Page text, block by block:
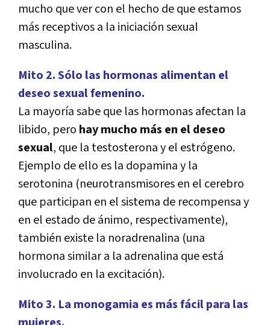
mucho que ver con el hecho de que estamos
más receptivos a la iniciación sexual
masculina.
Mito 2. Sólo las hormonas alimentan el
deseo sexual femenino.
La mayoría sabe que las hormonas afectan la
libido, pero hay mucho más en el deseo
sexual, que la testosterona y el estrógeno.
Ejemplo de ello es la dopamina y la
serotonina (neurotransmisores en el cerebro
que participan en el sistema de recompensa y
en el estado de ánimo, respectivamente),
también existe la noradrenalina (una
hormona similar a la adrenalina que está
involucrado en la excitación).
Mito 3. La monogamia es más fácil para las